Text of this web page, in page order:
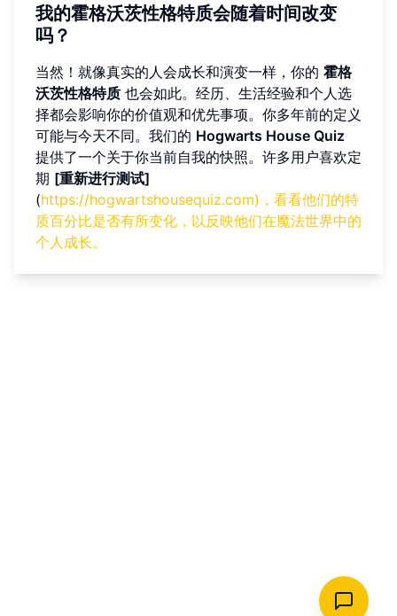
我的霍格沃茨性格特质会随着时间改变
吗？
当然！就像真实的人会成长和演变一样，你的 霍格
沃茨性格特质 也会如此。经历、生活经验和个人选
择都会影响你的价值观和优先事项。你多年前的定义
可能与今天不同。我们的 Hogwarts House Quiz
提供了一个关于你当前自我的快照。许多用户喜欢定
期 [重新进行测试]
(https://hogwartshousequiz.com)，看看他们的特
质百分比是否有所变化，以反映他们在魔法世界中的
个人成长。